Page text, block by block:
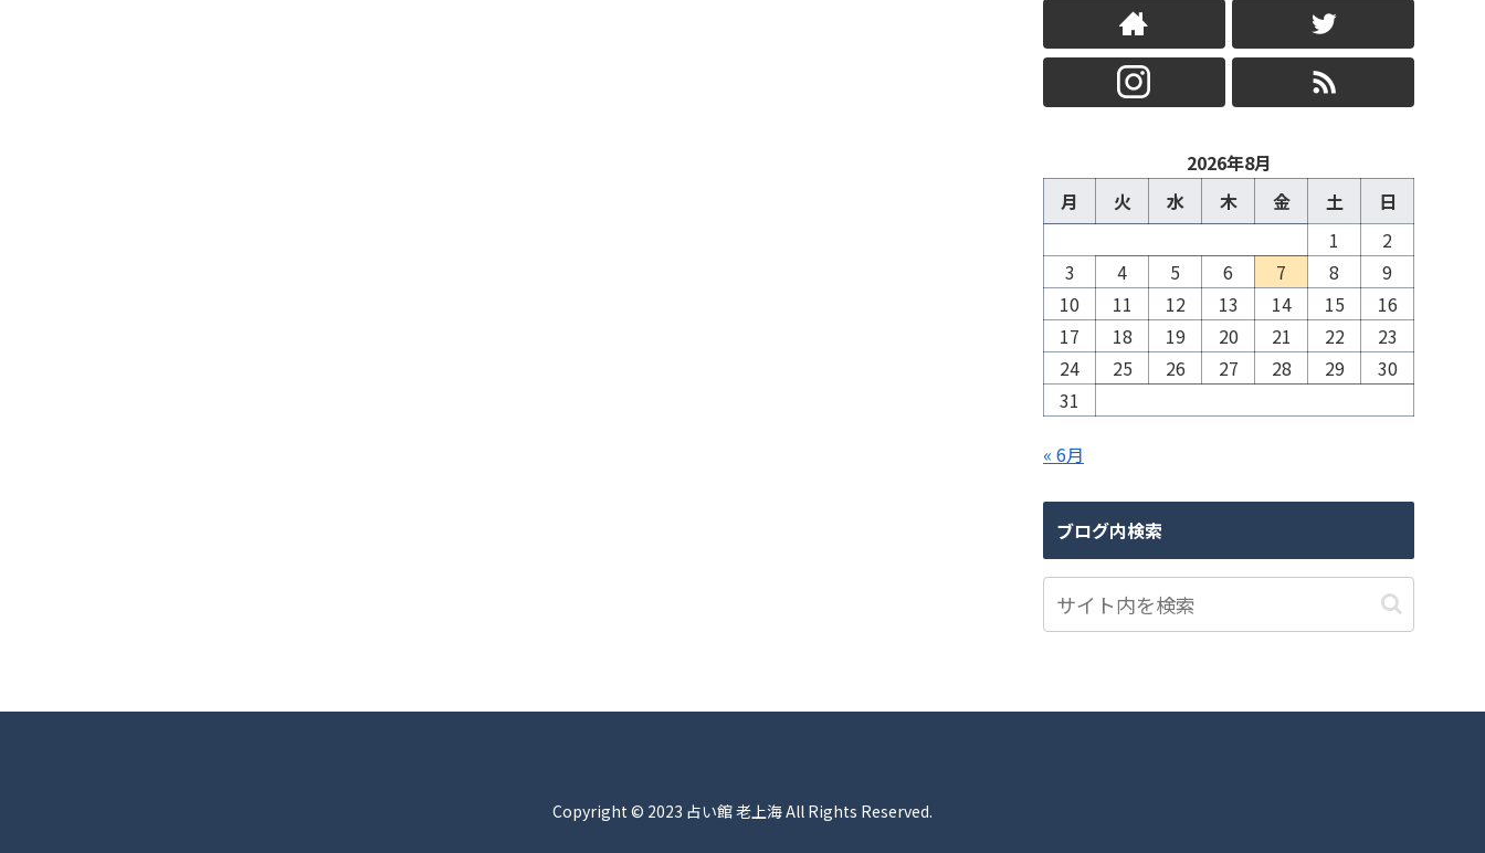
2026年8月
月
火 水 木 金 土
日
1
2
3
4 5 6 7 8
9
10
11 12 13 14 15
16
17
18 19 20 21 22
23
24
25 26 27 28 29
30
31
« 6月
ブログ内検索
Copyright © 2023 占い館 老上海 All Rights Reserved.